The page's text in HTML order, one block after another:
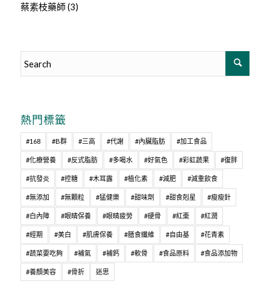
蔡素枝藥師(3)
熱門標籤
#168 #B群 #三高 #代謝 #內臟脂肪 #加工食品
#化療營養 #反式脂肪 #多喝水 #好氣色 #彩虹蔬果 #復胖
#抗發炎 #控糖 #木耳露 #植化素 #減肥 #減重飲食
#無添加 #無顆粒 #猛健樂 #甜味劑 #甜食剋星 #瘦瘦針
#白內障 #眼睛保養 #眼睛疲勞 #硬骨 #紅棗 #紅潤
#經期 #美白 #肌膚保養 #膳食纖維 #自由基 #花青素
#蔬菜要吃夠 #補氣 #補鈣 #軟骨 #食品原料 #食品添加物
#養顏美容 #骨折 迷思